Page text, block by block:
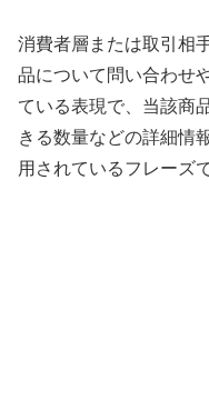
消費者層または取引相
品について問い合わせ
ている表現で、当該商
きる数量などの詳細情
用されているフレーズ